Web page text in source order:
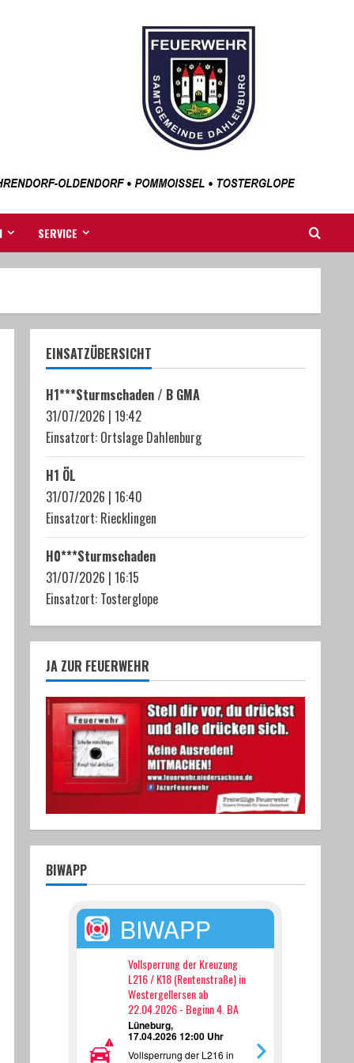
SERVICE
EINSATZÜBERSICHT
H1***Sturmschaden / B GMA
31/07/2026 | 19:42
Einsatzort: Ortslage Dahlenburg
H1 ÖL
31/07/2026 | 16:40
Einsatzort: Riecklingen
H0***Sturmschaden
31/07/2026 | 16:15
Einsatzort: Tosterglope
JA ZUR FEUERWEHR
BIWAPP
BIWAPP
Vollsperrung der Kreuzung
L216 / K18 (Rentenstraße) in
Westergellersen ab
22.04.2026 - Beginn 4. BA
Lüneburg,
17.04.2026 12:00 Uhr
Vollsperrung der L216 in